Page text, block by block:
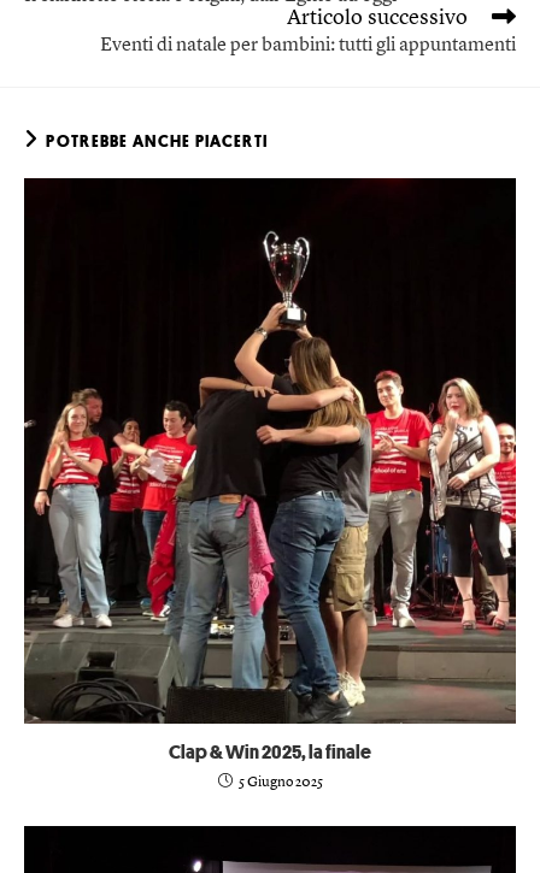
Articolo successivo
Eventi di natale per bambini: tutti gli appuntamenti
POTREBBE ANCHE PIACERTI
Clap & Win 2025, la finale
5 Giugno 2025